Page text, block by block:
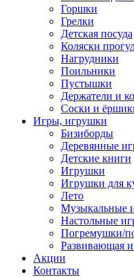
Горшки
Грелки
Детская посуда
Коляски
Нагрудники
Поильники
Пустышки
Держатели и
Соски и
Игры, игрушки
Бизиборды
Деревянные
Детские книги
Игрушки
Игрушки для
Лето
Музыкальные
Настольные
Погремушки/
Развивающая
Акции
Контакты